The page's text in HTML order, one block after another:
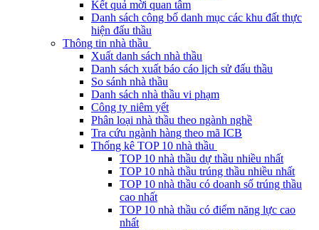
Kết quả mời quan tâm
Danh sách công bố danh mục các khu đất thực
hiện đấu thầu
Thông tin nhà thầu
Xuất danh sách nhà thầu
Danh sách xuất báo cáo lịch sử đấu thầu
So sánh nhà thầu
Danh sách nhà thầu vi phạm
Công ty niêm yết
Phân loại nhà thầu theo ngành nghề
Tra cứu ngành hàng theo mã ICB
Thống kê TOP 10 nhà thầu
TOP 10 nhà thầu dự thầu nhiều nhất
TOP 10 nhà thầu trúng thầu nhiều nhất
TOP 10 nhà thầu có doanh số trúng thầu
cao nhất
TOP 10 nhà thầu có điểm năng lực cao
nhất